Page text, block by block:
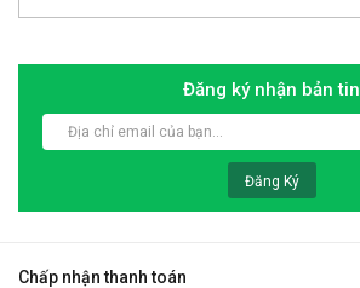
Đăng ký nhận bản tin
Đăng Ký
Chấp nhận thanh toán